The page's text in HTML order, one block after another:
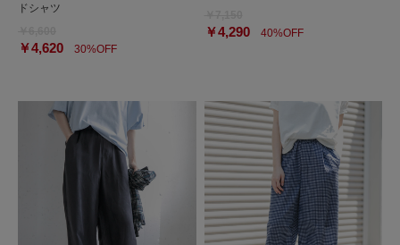
ドシャツ
￥4,620 30%OFF
￥4,29040%OFF